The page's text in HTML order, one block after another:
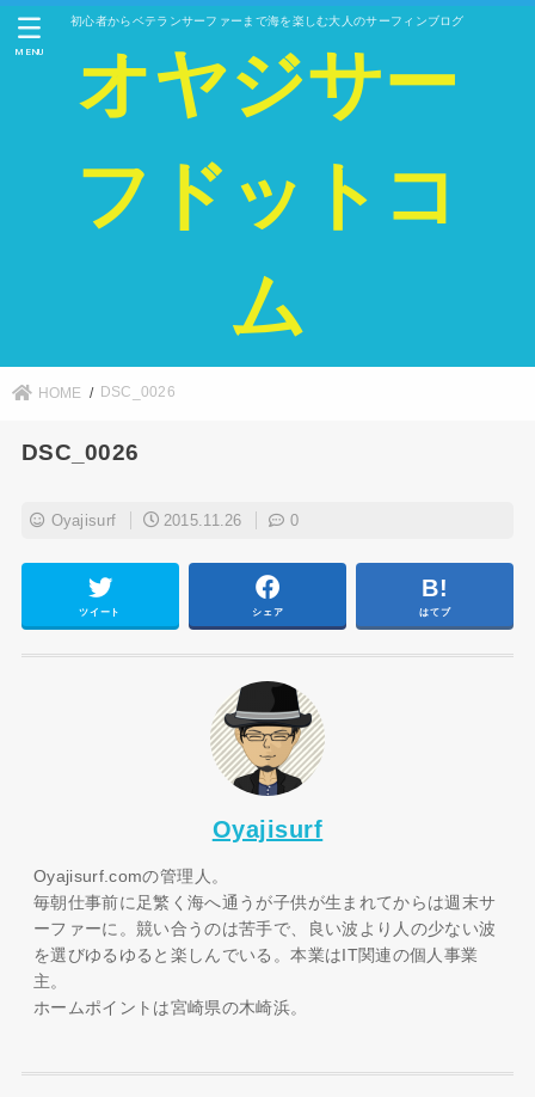
初心者からベテランサーファーまで海を楽しむ大人のサーフィンブログ
オヤジサー
フドットコ
ム
MENU
HOME DSC_0026
DSC_0026
Oyajisurf 2015.11.26 0
ツイート シェア はてブ
Oyajisurf
Oyajisurf.comの管理人。
毎朝仕事前に足繁く海へ通うが子供が生まれてからは週末サ
ーファーに。競い合うのは苦手で、良い波より人の少ない波
を選びゆるゆると楽しんでいる。本業はIT関連の個人事業
主。
ホームポイントは宮崎県の木崎浜。